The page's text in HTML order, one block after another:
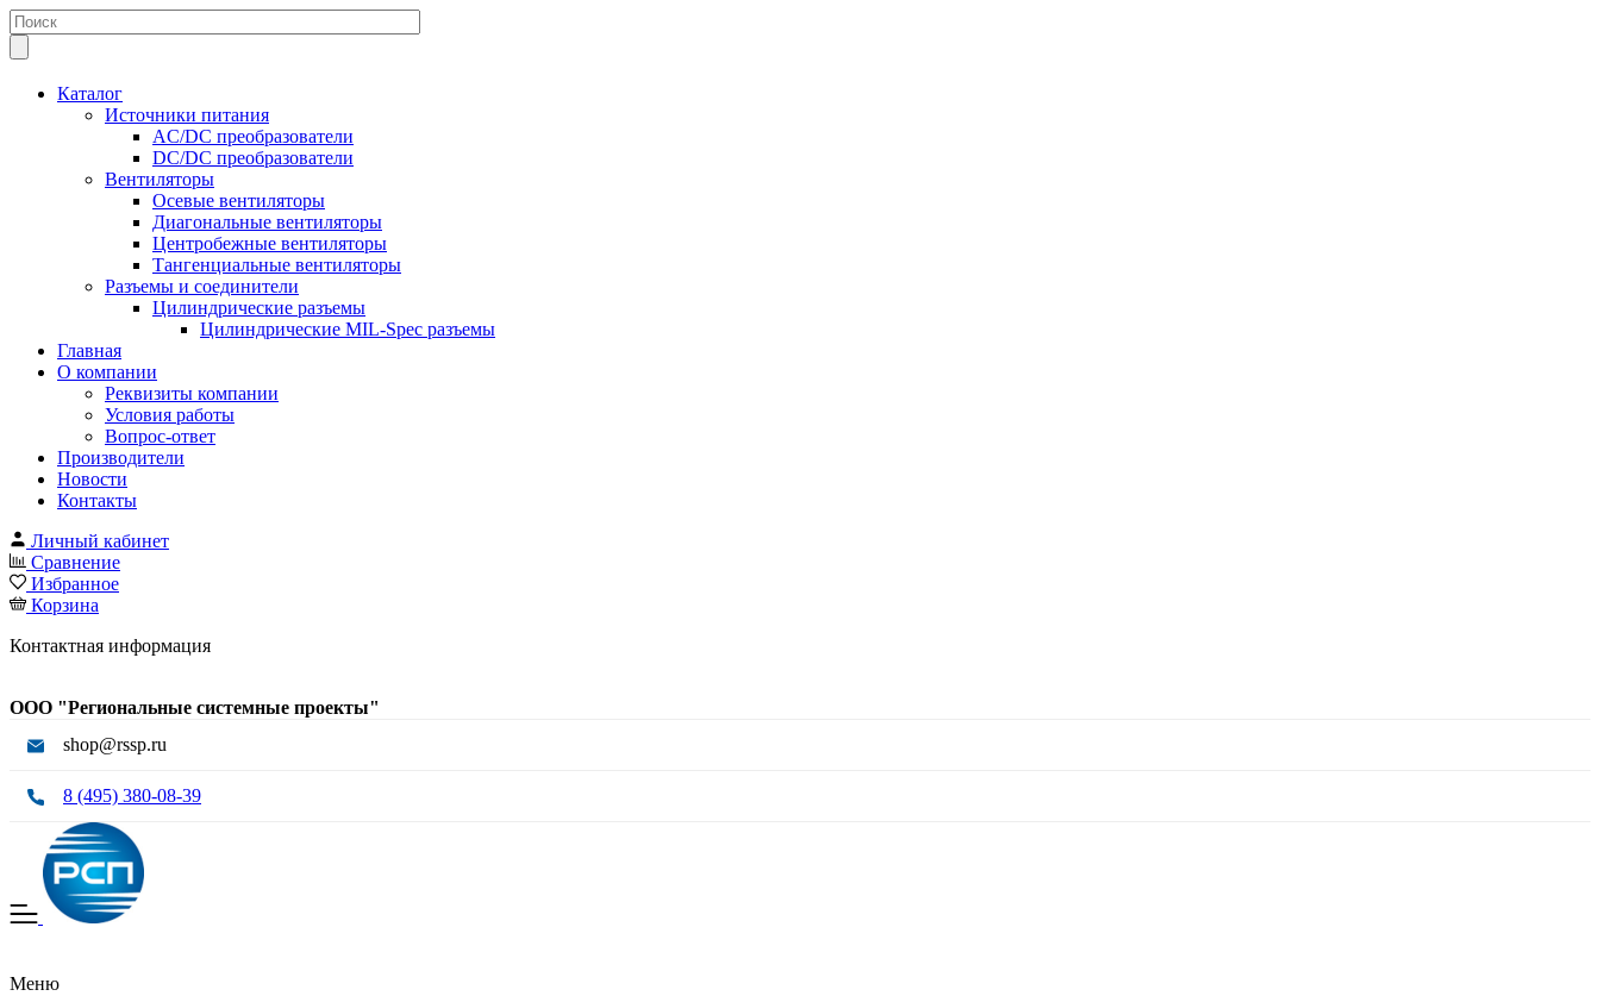
Каталог
Источники питания
AC/DC преобразователи
DC/DC преобразователи
Вентиляторы
Осевые вентиляторы
Диагональные вентиляторы
Центробежные вентиляторы
Тангенциальные вентиляторы
Разъемы и соединители
Цилиндрические разъемы
Цилиндрические MIL-Spec разъемы
Главная
О компании
Реквизиты компании
Условия работы
Вопрос-ответ
Производители
Новости
Контакты
Личный кабинет
Сравнение
Избранное
Корзина
Контактная информация
ООО "Региональные системные проекты"
shop@rssp.ru
8 (495) 380-08-39
Меню